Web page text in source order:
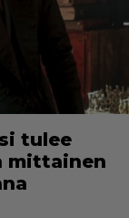
tulee
mittainen